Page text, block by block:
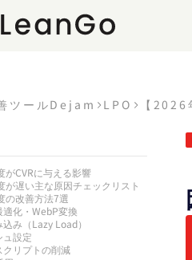
ツールDejam LPO 【
がCVRに与える影響
が遅い主な原因チェックリスト
の改善方法7選
適化・WebP変換
み（Lazy Load）
ュ設定
クリプトの削減